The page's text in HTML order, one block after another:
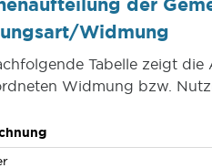
Widmung
Tabelle zeigt
Widmung bzw.